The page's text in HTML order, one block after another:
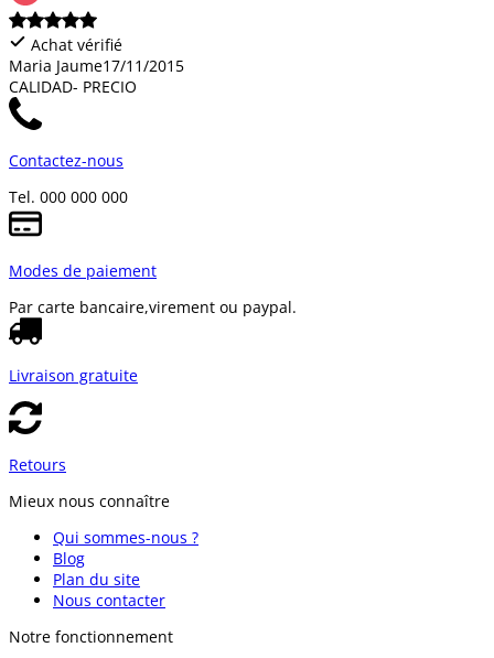
Achat vérifié
Maria Jaume17/11/2015
CALIDAD- PRECIO
Contactez-nous
Tel. 000 000 000
Modes de paiement
Par carte bancaire,virement ou paypal.
Livraison gratuite
Retours
Mieux nous connaître
Qui sommes-nous ?
Blog
Plan du site
Nous contacter
Notre fonctionnement